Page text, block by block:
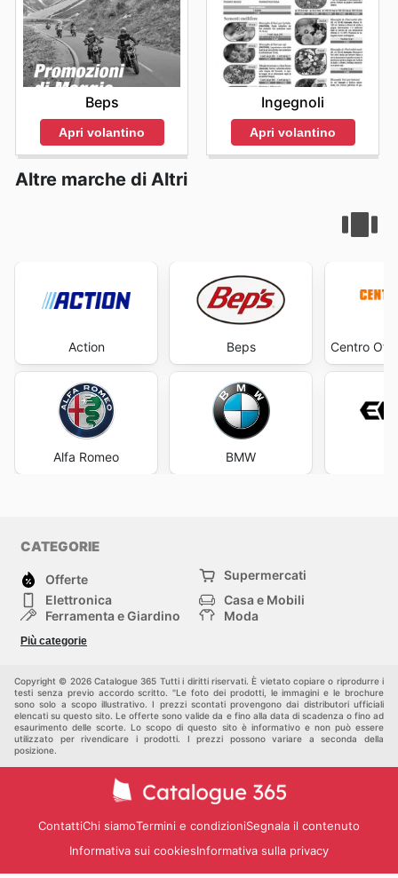
Beps
Apri volantino
Ingegnoli
Apri volantino
Altre marche di Altri
Action
Alfa Romeo
Beps
BMW
Centro
CATEGORIE
Offerte
Supermercati
Elettronica
Casa e Mobili
Ferramenta e Giardino
Moda
Bambini e Neonati
Più categorie
Copyright © 2026 Catalogue 365 Tutti i diritti riservati. È vietato copiare o riprodurre i
testi senza previo accordo scritto. "Le foto dei prodotti, le immagini e le brochure
sono solo a scopo illustrativo. I prezzi scontati provengono dai distributori ufficiali
elencati su questo sito. Le offerte sono valide da e fino alla data di scadenza o fino ad
esaurimento delle scorte. Lo scopo di questo sito è informativo e non può essere
utilizzato per rivendicare i prodotti. I prezzi possono variare a seconda della
posizione.
ContattiChi siamoTermini e condizioniSegnala il contenuto
Informativa sui cookiesInformativa sulla privacy